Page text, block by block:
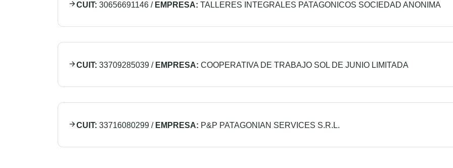
CUIT: 30656691146 / EMPRESA: TALLERES INTEGRALES PATAGONICOS SOCIEDAD ANONIMA
CUIT: 33709285039 / EMPRESA: COOPERATIVA DE TRABAJO SOL DE JUNIO LIMITADA
CUIT: 33716080299 / EMPRESA: P&P PATAGONIAN SERVICES S.R.L.